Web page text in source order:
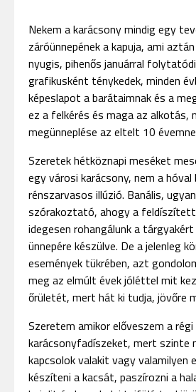
Nekem a karácsony mindig egy
záróünnepének a kapuja, ami
nyugis, pihenős januárral
grafikusként ténykedek, minden
képeslapot a barátaimnak és a
ez a felkérés és maga az alkotás,
megünneplése az eltelt 10
Szeretek hétköznapi meséket
egy városi karácsony, nem a
rénszarvasos illúzió. Banális,
szórakoztató, ahogy a
idegesen rohangálunk a
ünnepére készülve. De a jelenleg
események tükrében, azt
meg az elmúlt évek jóléttel mit
őrületét, mert hát ki tudja, jövőre
Szeretem amikor előveszem a régi
karácsonyfadíszeket, mert szinte
kapcsolok valakit vagy valamilyen
készíteni a kacsát, paszírozni a